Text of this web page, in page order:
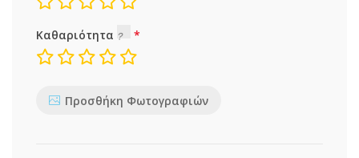
Καθαριότητα
Προσθήκη Φωτογραφιών